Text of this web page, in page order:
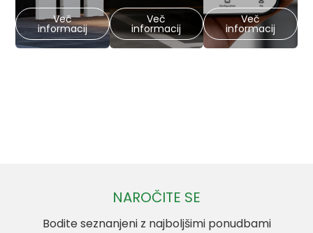
Več
informacij
Več
informacij
Več
informacij
NAROČITE SE
Bodite seznanjeni z najboljšimi ponudbami